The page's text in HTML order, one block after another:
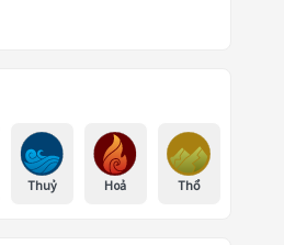
Thuỷ Hoả Thổ